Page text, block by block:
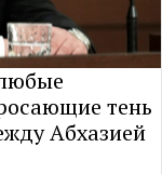
тень
Абхазией